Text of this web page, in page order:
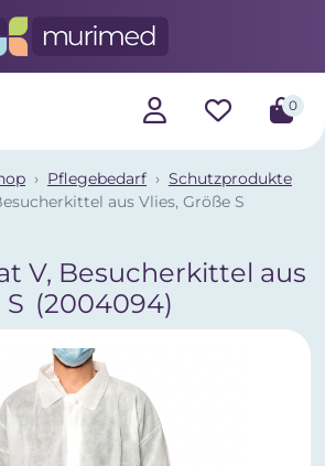
0
Pflegebedarf
Schutzprodukte
aus Vlies, Größe S
V, Besucherkittel aus
(2004094)